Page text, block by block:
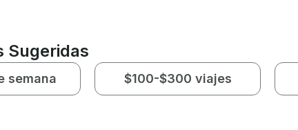
Sugeridas
semana $100-$300 viajes